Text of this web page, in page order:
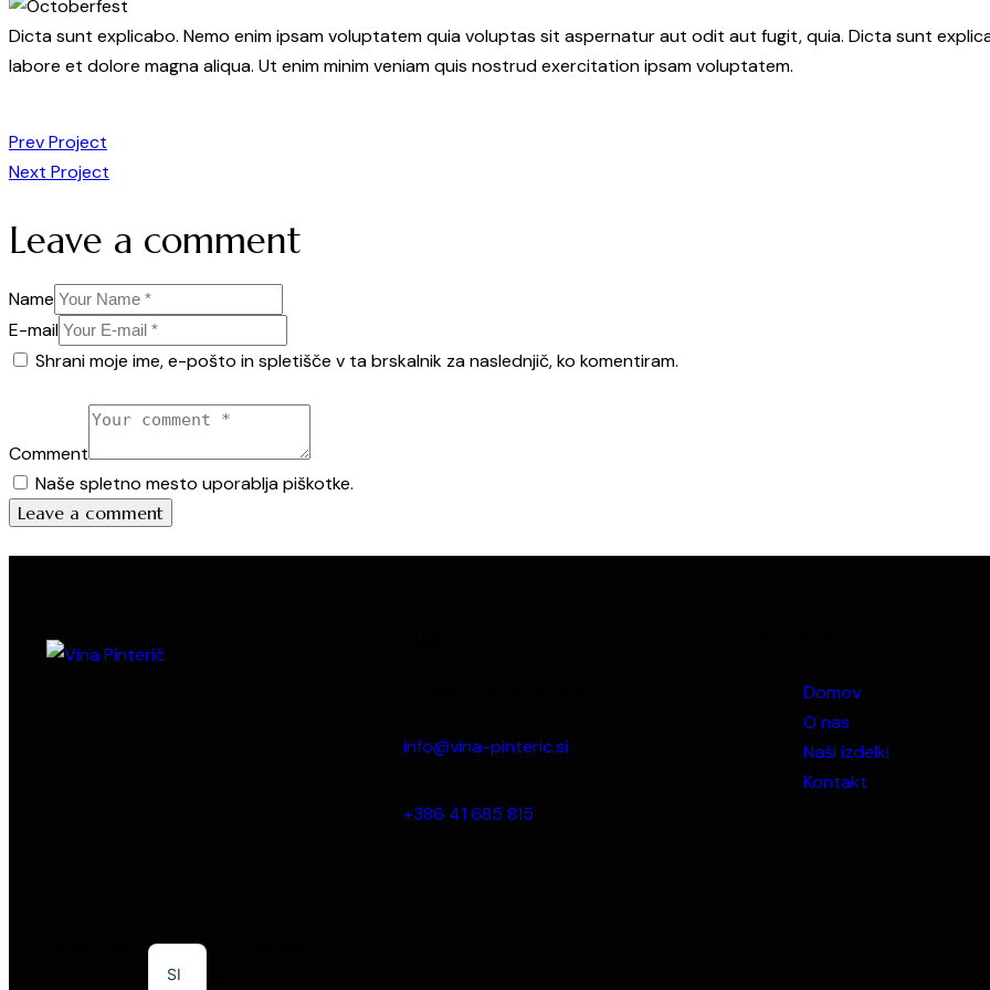
Dicta sunt explicabo. Nemo enim ipsam voluptatem quia voluptas sit aspernatur aut odit aut fugit, quia. Dicta sunt
labore et dolore magna aliqua. Ut enim minim veniam quis nostrud exercitation ipsam voluptatem.
Prev Project
Next Project
Leave a comment
Name
E-mail
Shrani moje ime, e-pošto in spletišče v ta brskalnik za naslednjič, ko komentiram.
Comment
Naše spletno mesto uporablja piškotke.
info@vina-pinteric.si
+386 41 685 815
Domov
O nas
Naši izdelki
Kontakt
JK ©2024. Vse pravice pridržane.
SI